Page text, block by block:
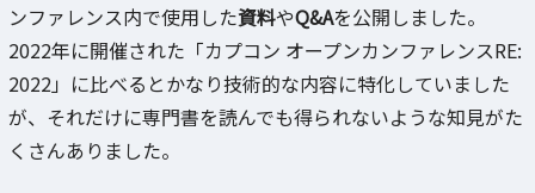
ンファレンス内で使用した資料やQ&Aを公開しました。
2022年に開催された「カプコン オープンカンファレンスRE:
2022」に比べるとかなり技術的な内容に特化していました
が、それだけに専門書を読んでも得られないような知見がた
くさんありました。